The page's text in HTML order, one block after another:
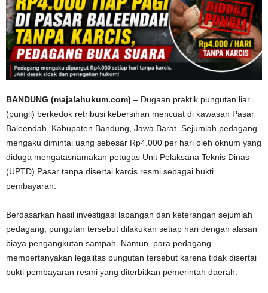
BANDUNG (majalahukum.com) – Dugaan praktik pungutan liar
(pungli) berkedok retribusi kebersihan mencuat di kawasan Pasar
Baleendah, Kabupaten Bandung, Jawa Barat. Sejumlah pedagang
mengaku dimintai uang sebesar Rp4.000 per hari oleh oknum yang
diduga mengatasnamakan petugas Unit Pelaksana Teknis Dinas
(UPTD) Pasar tanpa disertai karcis resmi sebagai bukti
pembayaran.
Berdasarkan hasil investigasi lapangan dan keterangan sejumlah
pedagang, pungutan tersebut dilakukan setiap hari dengan alasan
biaya pengangkutan sampah. Namun, para pedagang
mempertanyakan legalitas pungutan tersebut karena tidak disertai
bukti pembayaran resmi yang diterbitkan pemerintah daerah.